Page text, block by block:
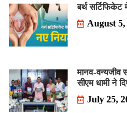
बर्थ सर्टिफिकेट
August 5,
मानव-वन्यजीव
सीएम धामी ने
July 25,